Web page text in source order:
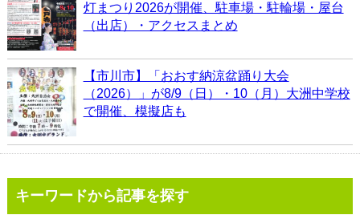
灯まつり2026が開催、駐車場・駐輪場・屋台
（出店）・アクセスまとめ
【市川市】「おおす納涼盆踊り大会
（2026）」が8/9（日）・10（月）大洲中学校
で開催、模擬店も
キーワードから記事を探す